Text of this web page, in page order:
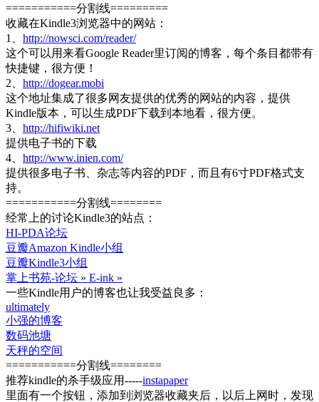
===========分割线=========
收藏在Kindle3浏览器中的网站：
1、 http://nowsci.com/reader/
这个可以用来看Google Reader里订阅的博客，每个条目都带有
快捷键，很方便！
2、 http://dogear.mobi
这个地址集成了很多网友提供的优秀的网站的内容，提供
Kindle版本，可以生成PDF下载到本地看，很方便。
3、 http://hifiwiki.net
提供电子书的下载
4、 http://www.inien.com/
提供很多电子书、杂志等内容的PDF，而且有6寸PDF格式支
持。
===========分割线========
经常上的讨论Kindle3的站点：
HI-PDA论坛
豆瓣Amazon Kindle小组
豆瓣Kindle3小组
掌上书苑-论坛 » E-ink »
一些Kindle用户的博客也让我受益良多：
ultimately
小强的博客
数码池塘
天秤的空间
===========分割线========
推荐kindle的杀手级应用-----instapaper
里面有一个按钮，添加到浏览器收藏夹后，以后上网时，发现